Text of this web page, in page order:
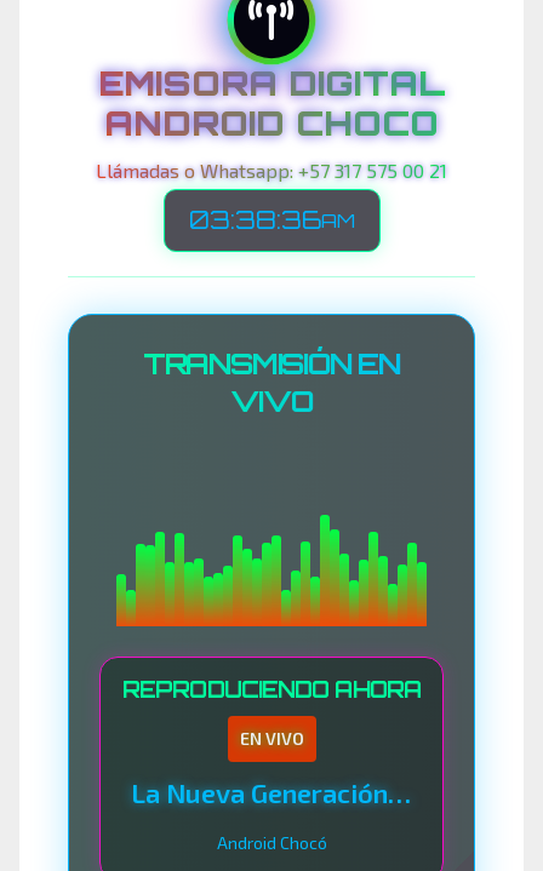
EMISORA DIGITAL
ANDROID CHOCO
Llámadas o Whatsapp: +57 317 575 00 21
03:38:38AM
TRANSMISIÓN EN
VIVO
REPRODUCIENDO AHORA
EN VIVO
La Nueva Generación Del Sistema
Android Chocó